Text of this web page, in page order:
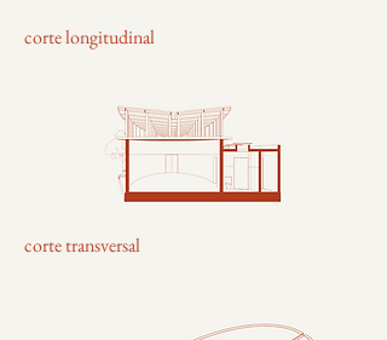
corte longitudinal
corte transversal